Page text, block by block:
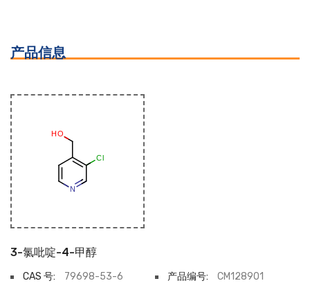
产品信息
3-氯吡啶-4-甲醇
CAS 号: 79698-53-6 产品编号:
CM128901